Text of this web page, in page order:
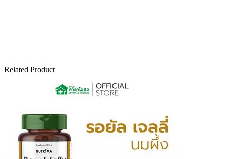
Related Product